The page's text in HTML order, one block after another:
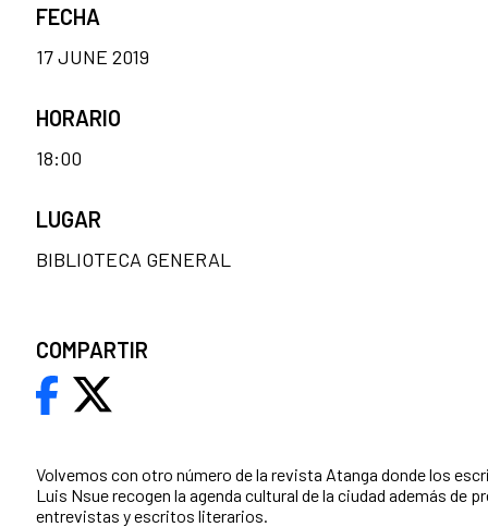
Volvemos con otro número de la revista Atanga donde los
Luis Nsue recogen la agenda cultural de la ciudad además de
entrevistas y escritos literarios.
FECHA
17 JUNE 2019
HORARIO
18:00
LUGAR
BIBLIOTECA GENERAL
COMPARTIR